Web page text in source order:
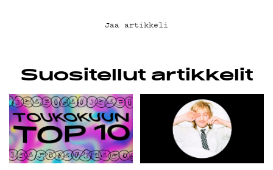
TIETOSUOJA
Jaa artikkeli
Suositellut artikkelit